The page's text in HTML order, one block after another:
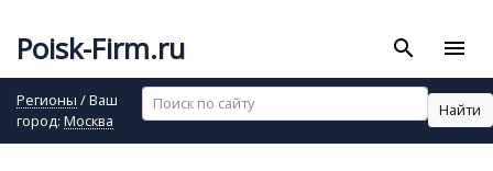
Poisk-Firm.ru search menu
Регионы / Ваш
город: Москва
Найти